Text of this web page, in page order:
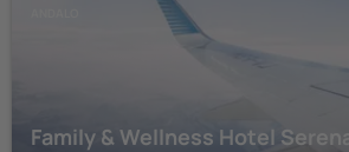
Family & Wellness Hotel Serena